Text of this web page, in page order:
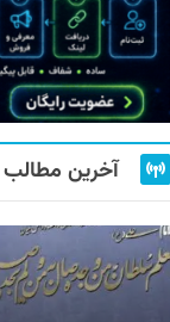
آخرین مطالب